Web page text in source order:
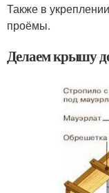
Также в
проёмы.
Делаем крышу